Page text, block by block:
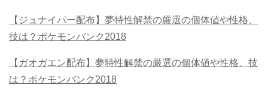
【ジュナイパー配布】夢特性解禁の厳選の個体値や性格、
技は？ポケモンバンク2018
【ガオガエン配布】夢特性解禁の厳選の個体値や性格、技
は？ポケモンバンク2018